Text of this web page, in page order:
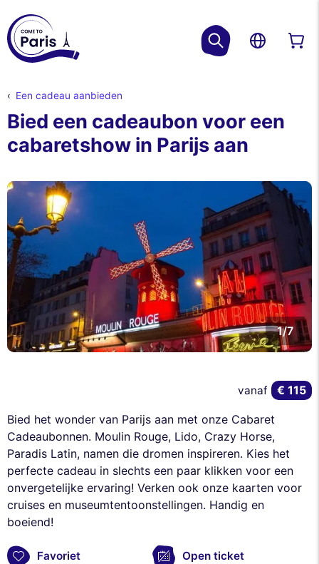
Een cadeau aanbieden
Bied een cadeaubon voor een
cabaretshow in Parijs aan
1/7
Bied het wonder van Parijs aan met onze Cabaret
Cadeaubonnen. Moulin Rouge, Lido, Crazy Horse,
Paradis Latin, namen die dromen inspireren. Kies het
perfecte cadeau in slechts een paar klikken voor een
onvergetelijke ervaring! Verken ook onze kaarten voor
cruises en museumtentoonstellingen. Handig en
boeiend!
Favoriet Open ticket
vanaf € 115